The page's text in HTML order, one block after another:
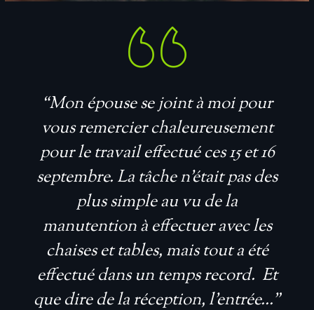
“Mon épouse se joint à moi pour
vous remercier chaleureusement
pour le travail effectué ces 15 et 16
septembre. La tâche n’était pas des
plus simple au vu de la
manutention à effectuer avec les
chaises et tables, mais tout a été
effectué dans un temps record. Et
que dire de la réception, l’entrée...”